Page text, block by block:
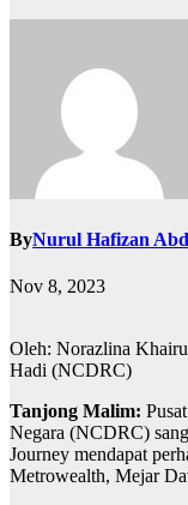
ByNurul Hafizan
Nov 8, 2023
Oleh: Norazlina
Hadi (NCDRC)
Tanjong Malim:
Negara (NCDRC)
Journey mendapat
Metrowealth, Mejar